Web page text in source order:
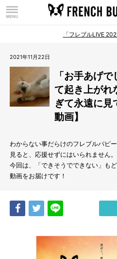
「フレブルLIVE
2021年11月22日
「お手あげ
て起き上がれ
ぎて永遠に
動画】
わからない事だらけのフレブルパピ
見ると、応援せずにはいられません。
今回は、「できそうでできない」も
動画をお届けです！
Share Tweet